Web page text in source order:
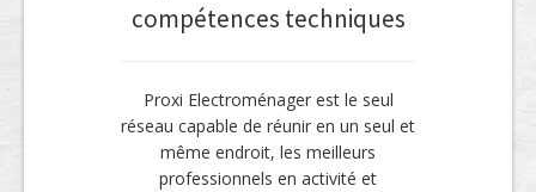
compétences techniques
Proxi Electroménager est le seul
réseau capable de réunir en un seul et
même endroit, les meilleurs
professionnels en activité et